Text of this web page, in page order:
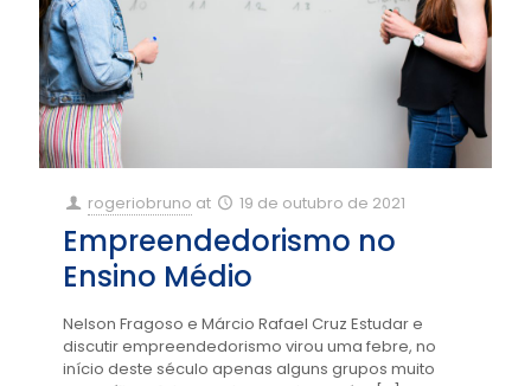
rogeriobruno at 19 de outubro de 2021
Empreendedorismo no
Ensino Médio
Nelson Fragoso e Márcio Rafael Cruz Estudar e
discutir empreendedorismo virou uma febre, no
início deste século apenas alguns grupos muito